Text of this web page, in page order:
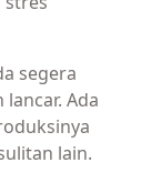
segera
Ada
lain.